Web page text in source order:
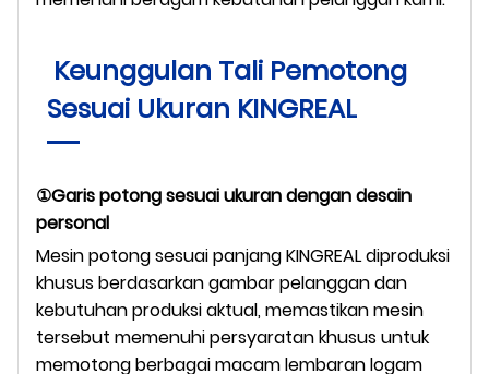
Keunggulan Tali Pemotong
Sesuai Ukuran KINGREAL
①Garis potong sesuai ukuran dengan desain
personal
Mesin potong sesuai panjang KINGREAL diproduksi
khusus berdasarkan gambar pelanggan dan
kebutuhan produksi aktual, memastikan mesin
tersebut memenuhi persyaratan khusus untuk
memotong berbagai macam lembaran logam